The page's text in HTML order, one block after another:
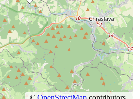
Svojkově
prýmků – dnes
v Perštejně